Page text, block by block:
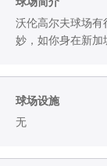
沃伦高尔夫球场有
妙，如你身在新加
球场设施
无